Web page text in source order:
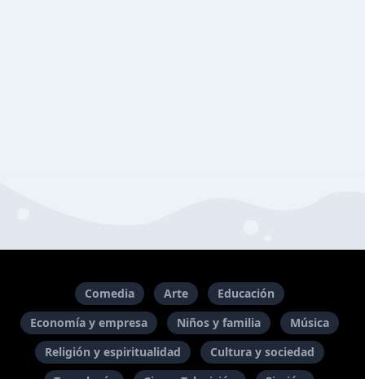
Comedia Arte
Educación
Economía y empresa
Niños y familia
Música
Religión y espiritualidad
Cultura y sociedad